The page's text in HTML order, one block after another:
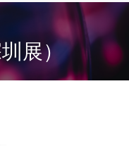
展）